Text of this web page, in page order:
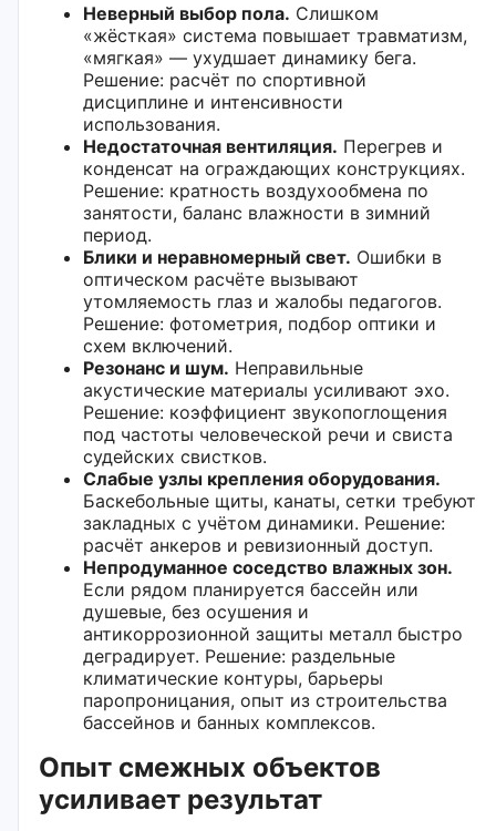
Неверный выбор пола. Слишком
«жёсткая» система повышает травматизм,
«мягкая» — ухудшает динамику бега.
Решение: расчёт по спортивной
дисциплине и интенсивности
использования.
Недостаточная вентиляция. Перегрев и
конденсат на ограждающих конструкциях.
Решение: кратность воздухообмена по
занятости, баланс влажности в зимний
период.
Блики и неравномерный свет. Ошибки в
оптическом расчёте вызывают
утомляемость глаз и жалобы педагогов.
Решение: фотометрия, подбор оптики и
схем включений.
Резонанс и шум. Неправильные
акустические материалы усиливают эхо.
Решение: коэффициент звукопоглощения
под частоты человеческой речи и свиста
судейских свистков.
Слабые узлы крепления оборудования.
Баскебольные щиты, канаты, сетки требуют
закладных с учётом динамики. Решение:
расчёт анкеров и ревизионный доступ.
Непродуманное соседство влажных зон.
Если рядом планируется бассейн или
душевые, без осушения и
антикоррозионной защиты металл быстро
деградирует. Решение: раздельные
климатические контуры, барьеры
паропроницания, опыт из строительства
бассейнов и банных комплексов.
Опыт смежных объектов
усиливает результат